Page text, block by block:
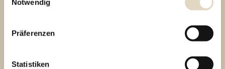
Notwendig
Präferenzen
Statistiken
Personal sind wirklich sehr freundlich!